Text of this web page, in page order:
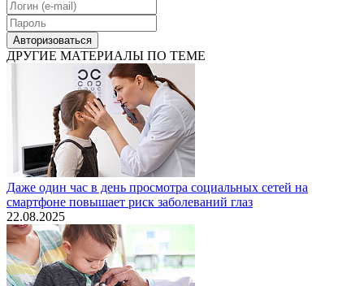
Авторизоваться
ДРУГИЕ МАТЕРИАЛЫ ПО ТЕМЕ
Даже один час в день просмотра социальных сетей на
смартфоне повышает риск заболеваний глаз
22.08.2025